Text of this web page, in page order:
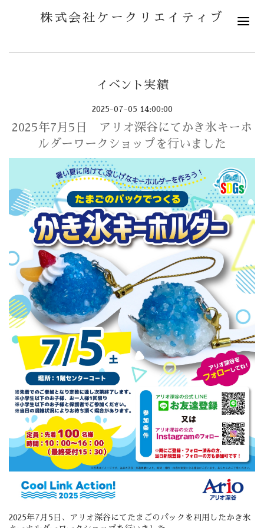
株式会社ケークリエイティブ
イベント実績
2025-07-05 14:00:00
2025年7月5日 アリオ深谷にてかき氷キーホ
ルダーワークショップを行いました
2025年7月5日、アリオ深谷にてたまごのパックを利用したかき氷